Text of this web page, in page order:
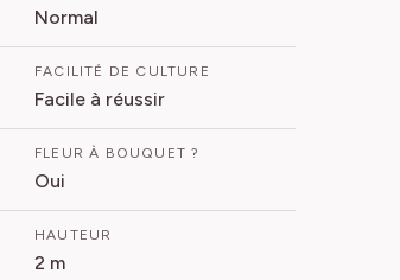
Normal
FACILITÉ DE CULTURE
Facile à réussir
FLEUR À BOUQUET ?
Oui
HAUTEUR
2 m